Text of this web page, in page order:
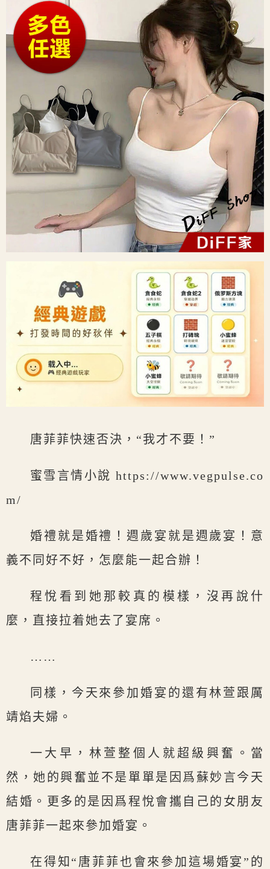
唐菲菲快速否決，“我才不要！”
蜜雪言情小說 https://www.vegpulse.co
m/
婚禮就是婚禮！週歲宴就是週歲宴！意
義不同好不好，怎麼能一起合辦！
程悅看到她那較真的模樣，沒再說什
麼，直接拉着她去了宴席。
……
同樣，今天來參加婚宴的還有林萱跟厲
靖焰夫婦。
一大早，林萱整個人就超級興奮。當
然，她的興奮並不是單單是因爲蘇妙言今天
結婚。更多的是因爲程悅會攜自己的女朋友
唐菲菲一起來參加婚宴。
在得知“唐菲菲也會來參加這場婚宴”的